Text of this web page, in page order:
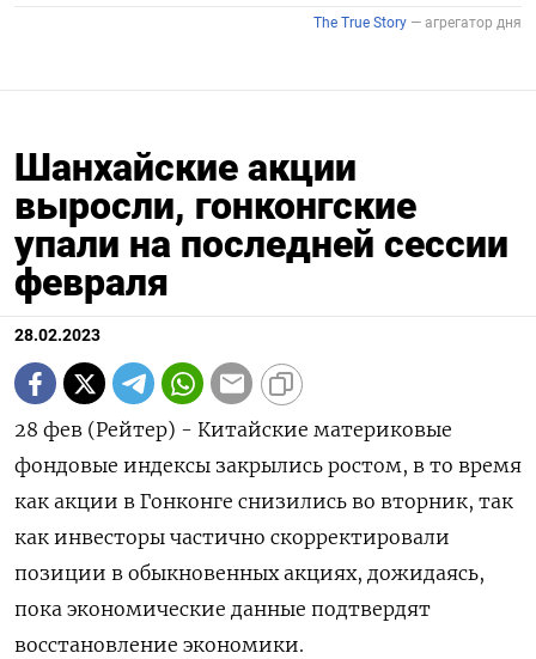
Шанхайские акции
выросли, гонконгские
упали на последней сессии
февраля
28.02.2023
28 фев (Рейтер) - Китайские материковые
фондовые индексы закрылись ростом, в то время
как акции в Гонконге снизились во вторник, так
как инвесторы частично скорректировали
позиции в обыкновенных акциях, дожидаясь,
пока экономические данные подтвердят
восстановление экономики.